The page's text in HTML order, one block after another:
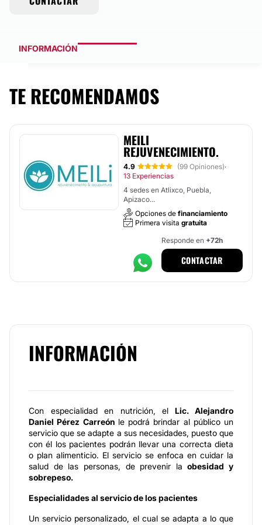
INFORMACIÓN
TE RECOMENDAMOS
MEILI
REJUVENECIMIENTO.
4.9 (99 Opiniones)·
13 Experiencias
4 sedes en Atlixco, Puebla,
Apizaco...
Opciones de financiamiento
Primera visita gratuita
Responde en +72h
CONTACTAR
INFORMACIÓN
Con especialidad en nutrición, el Lic. Alejandro
Daniel Pérez Carreón le podrá brindar al público un
servicio que se adapte a sus necesidades, puesto que
con él los pacientes podrán llevar una correcta dieta
o plan alimenticio. El servicio se enfoca en cuidar la
salud de las personas, de prevenir laobesidad y
sobrepeso.
Especialidades al servicio de los pacientes
Un servicio personalizado, el cual se adapta a lo que